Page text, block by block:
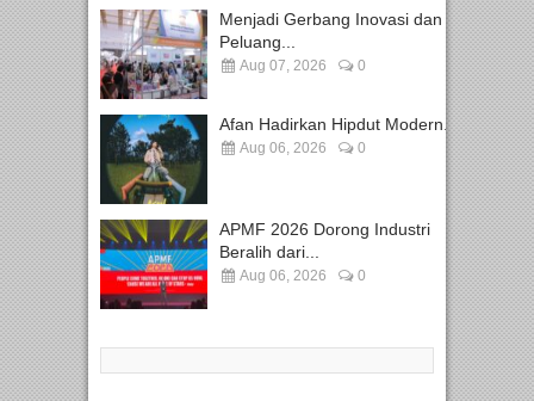
Menjadi Gerbang Inovasi dan
Peluang...
Aug 07, 2026 0
Afan Hadirkan Hipdut Modern...
Aug 06, 2026 0
APMF 2026 Dorong Industri
Beralih dari...
Aug 06, 2026 0